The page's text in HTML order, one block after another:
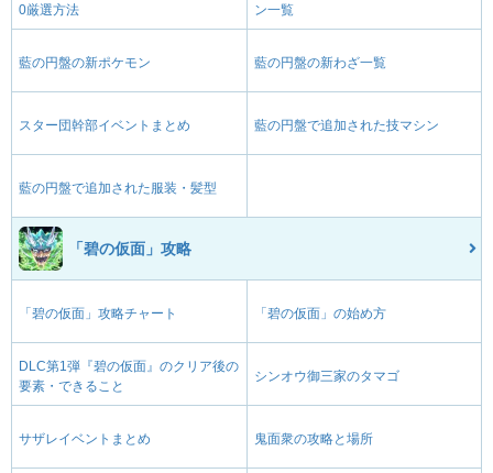
0厳選方法
ン一覧
藍の円盤の新ポケモン 藍の円盤の新わざ一覧
スター団幹部イベントまとめ 藍の円盤で追加された技マシン
藍の円盤で追加された服装・髪型
「碧の仮面」攻略
「碧の仮面」攻略チャート 「碧の仮面」の始め方
DLC第1弾『碧の仮面』のクリア後の
要素・できること
シンオウ御三家のタマゴ
サザレイベントまとめ 鬼面衆の攻略と場所